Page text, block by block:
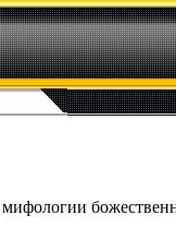
мифологии